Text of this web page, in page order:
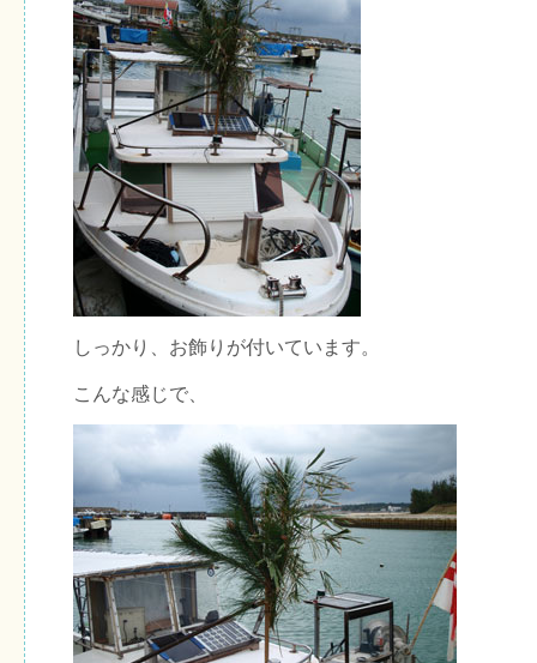
しっかり、お飾りが付いています。
こんな感じで、